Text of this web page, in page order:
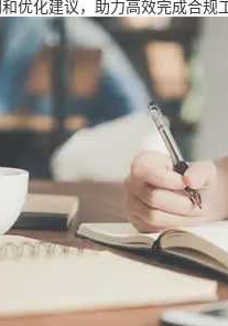
优化建议，助力高效完成合规